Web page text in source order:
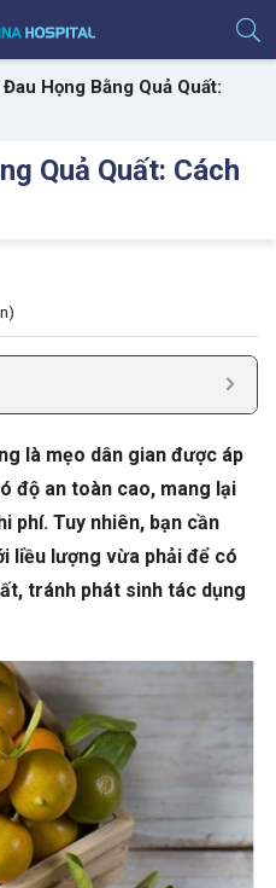
Họng Bằng Quả Quất:
Quả Quất: Cách
là mẹo dân gian được áp
độ an toàn cao, mang lại
phí. Tuy nhiên, bạn cần
liều lượng vừa phải để có
tránh phát sinh tác dụng